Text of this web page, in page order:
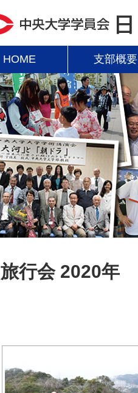
HOME 支部概要
旅行会 2020年